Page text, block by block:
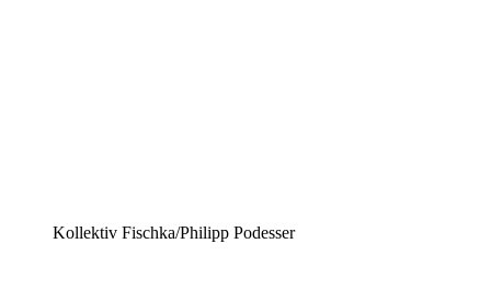
Kollektiv Fischka/Philipp Podesser